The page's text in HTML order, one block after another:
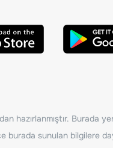
hazırlanmıştır. Burada
sunulan bilgilere